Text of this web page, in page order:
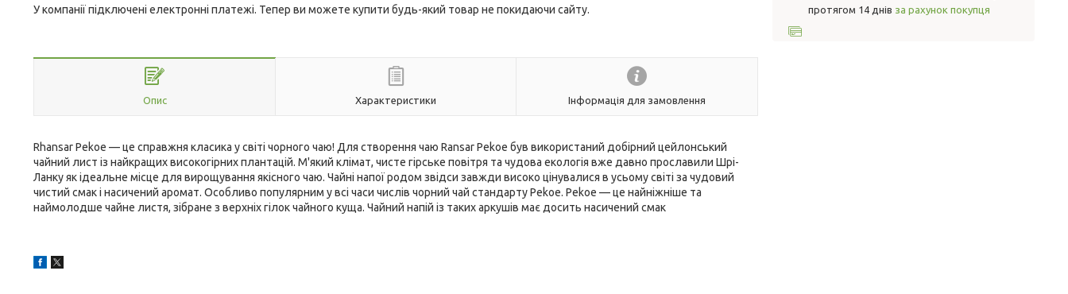
У компанії підключені електронні платежі. Тепер ви можете купити будь-який товар не покидаючи сайту.
Опис Характеристики Інформація для замовлення
Rhansar Pekoe — це справжня класика у світі чорного чаю! Для створення чаю Ransar Pekoe був використаний добірний цейлонський
чайний лист із найкращих високогірних плантацій. М'який клімат, чисте гірське повітря та чудова екологія вже давно прославили Шрі-
Ланку як ідеальне місце для вирощування якісного чаю. Чайні напої родом звідси завжди високо цінувалися в усьому світі за чудовий
чистий смак і насичений аромат. Особливо популярним у всі часи числів чорний чай стандарту Pekoe. Pekoe — це найніжніше та
наймолодше чайне листя, зібране з верхніх гілок чайного куща. Чайний напій із таких аркушів має досить насичений смак
протягом 14 днів за рахунок покупця